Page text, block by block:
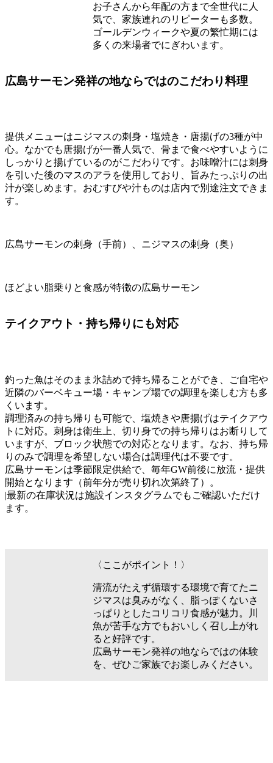
お子さんから年配の方まで全世代に人
気で、家族連れのリピーターも多数。
ゴールデンウィークや夏の繁忙期には
多くの来場者でにぎわいます。
広島サーモン発祥の地ならではのこだわり料理
提供メニューはニジマスの刺身・塩焼き・唐揚げの3種が中
心。なかでも唐揚げが一番人気で、骨まで食べやすいように
しっかりと揚げているのがこだわりです。お味噌汁には刺身
を引いた後のマスのアラを使用しており、旨みたっぷりの出
汁が楽しめます。おむすびや汁ものは店内で別途注文できま
す。
広島サーモンの刺身（手前）、ニジマスの刺身（奥）
ほどよい脂乗りと食感が特徴の広島サーモン
テイクアウト・持ち帰りにも対応
釣った魚はそのまま氷詰めで持ち帰ることができ、ご自宅や
近隣のバーベキュー場・キャンプ場での調理を楽しむ方も多
くいます。
調理済みの持ち帰りも可能で、塩焼きや唐揚げはテイクアウ
トに対応。刺身は衛生上、切り身での持ち帰りはお断りして
いますが、ブロック状態での対応となります。なお、持ち帰
りのみで調理を希望しない場合は調理代は不要です。
広島サーモンは季節限定供給で、毎年GW前後に放流・提供
開始となります（前年分が売り切れ次第終了）。
|最新の在庫状況は施設インスタグラムでもご確認いただけ
ます。
〈ここがポイント！〉
清流がたえず循環する環境で育てたニ
ジマスは臭みがなく、脂っぽくないさ
っぱりとしたコリコリ食感が魅力。川
魚が苦手な方でもおいしく召し上がれ
ると好評です。
広島サーモン発祥の地ならではの体験
を、ぜひご家族でお楽しみください。